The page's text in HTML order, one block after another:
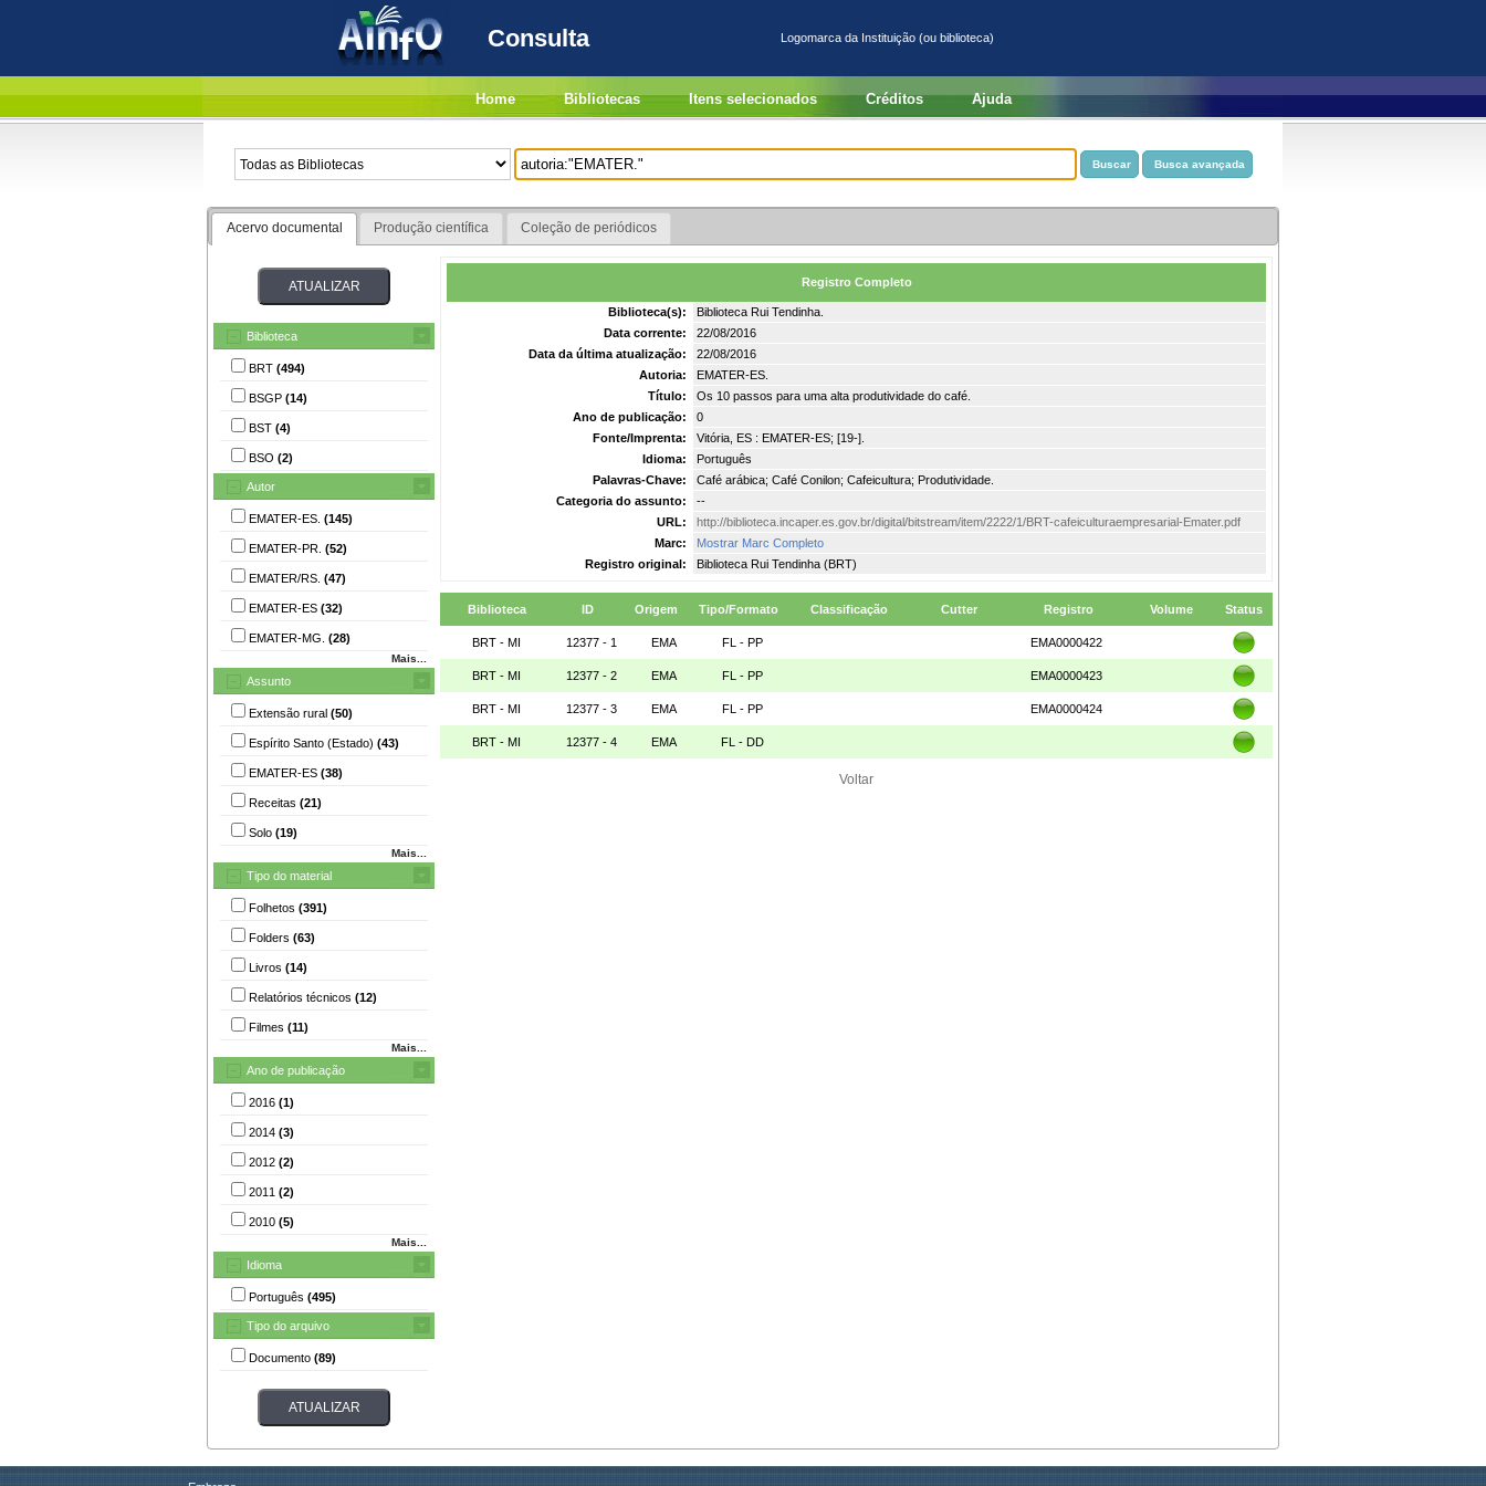
Consulta Logomarca da Instituição (ou biblioteca)
Home Bibliotecas Itens selecionados Créditos Ajuda
Acervo documental Produção científica Coleção de periódicos
Biblioteca
BRT (494)
BSGP (14)
BST (4)
BSO (2)
Autor
EMATER-ES. (145)
EMATER-PR. (52)
EMATER/RS. (47)
EMATER-ES (32)
EMATER-MG. (28)
Mais...
Assunto
Extensão rural (50)
Espírito Santo (Estado) (43)
EMATER-ES (38)
Receitas (21)
Solo (19)
Mais...
Tipo do material
Folhetos (391)
Folders (63)
Livros (14)
Relatórios técnicos (12)
Filmes (11)
Mais...
Ano de publicação
2016 (1)
2014 (3)
2012 (2)
2011 (2)
2010 (5)
Mais...
Idioma
Português (495)
Tipo do arquivo
Documento (89)
Registro Completo
Biblioteca(s):
Biblioteca Rui Tendinha.
Data corrente:
22/08/2016
Data da última atualização:
22/08/2016
Autoria:
EMATER-ES.
Título:
Os 10 passos para uma alta produtividade do café.
Ano de publicação:
0
Fonte/Imprenta:
Vitória, ES : EMATER-ES; [19-].
Idioma:
Português
Palavras-Chave:
Café arábica; Café Conilon; Cafeicultura; Produtividade.
Categoria do assunto:
--
URL:
http://biblioteca.incaper.es.gov.br/digital/bitstream/item/2222/1/BRT-cafeiculturaempresarial-Emater.pdf
Marc:
Mostrar Marc Completo
Registro original:
Biblioteca Rui Tendinha (BRT)
Biblioteca ID Origem Tipo/Formato Classificação Cutter Registro Volume Status
BRT - MI 12377 - 1 EMA FL - PP EMA0000422
BRT - MI 12377 - 2 EMA FL - PP EMA0000423
BRT - MI 12377 - 3 EMA FL - PP EMA0000424
BRT - MI 12377 - 4 EMA FL - DD
Voltar